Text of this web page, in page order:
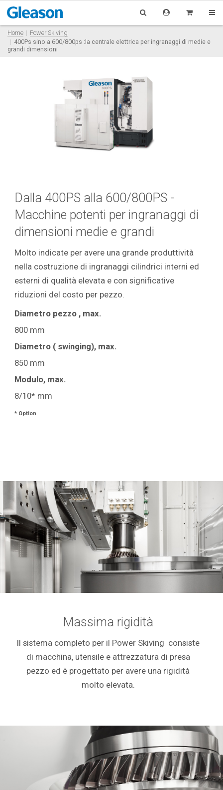
Home
Power Skiving
400Ps sino a 600/800ps :la centrale elettrica per ingranaggi di medie e
grandi dimensioni
Dalla 400PS alla 600/800PS -
Macchine potenti per ingranaggi di
dimensioni medie e grandi
Molto indicate per avere una grande produttività
nella costruzione di ingranaggi cilindrici interni ed
esterni di qualità elevata e con significative
riduzioni del costo per pezzo.
Diametro pezzo , max.
800 mm
Diametro ( swinging), max.
850 mm
Modulo, max.
8/10* mm
* Option
Massima rigidità
Il sistema completo per il Power Skiving consiste
di macchina, utensile e attrezzatura di presa
pezzo ed è progettato per avere una rigidità
molto elevata.